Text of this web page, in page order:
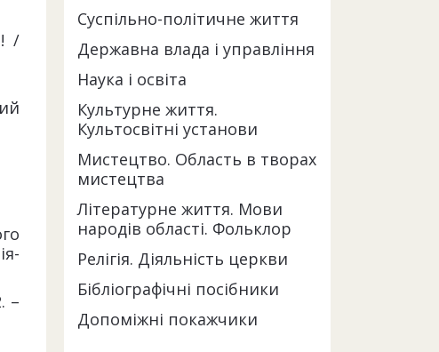
/
–
Суспільно-політичне життя
Державна влада і управління
Наука і освіта
Культурне життя.
Культосвітні установи
Мистецтво. Область в творах
мистецтва
Літературне життя. Мови
народів області. Фольклор
Релігія. Діяльність церкви
Бібліографічні посібники
Допоміжні покажчики